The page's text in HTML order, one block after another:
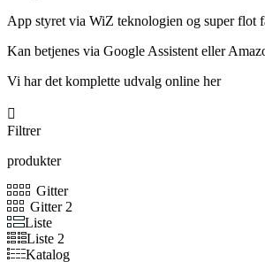
App styret via WiZ teknologien og super flot
Kan betjenes via Google Assistent eller
Vi har det komplette udvalg online her

Filtrer
produkter
Gitter
Gitter 2
Liste
Liste 2
Katalog